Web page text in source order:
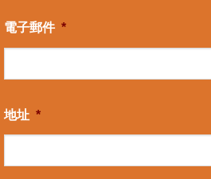
電子郵件 *
地址 *